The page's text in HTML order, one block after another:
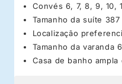
Convés 6, 7, 8, 9, 10,
Tamanho da suíte
Localização
Tamanho da varanda
Casa de banho